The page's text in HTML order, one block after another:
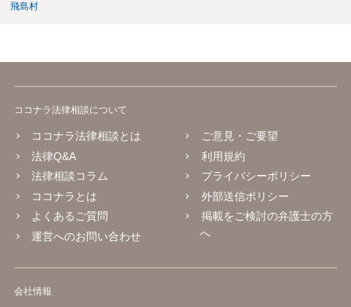
飛島村
ココナラ法律相談について
ココナラ法律相談とは
法律Q&A
法律相談コラム
ココナラとは
よくあるご質問
運営へのお問い合わせ
ご意見・ご要望
利用規約
プライバシーポリシー
外部送信ポリシー
掲載をご検討の弁護士の方
へ
会社情報